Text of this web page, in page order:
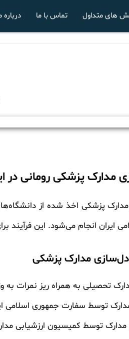
های متداول تماس با ما درباره
مدارک پزشکی رومانی در
پزشکی اخذ شده از
ایران انجام می‌شود. این فرآیند
مدارک پزشکی
تحصیلی به همراه ریز نمرات
توسط سفارت جمهوری اسلامی
مدارک توسط کمیسیون ارزشیابی